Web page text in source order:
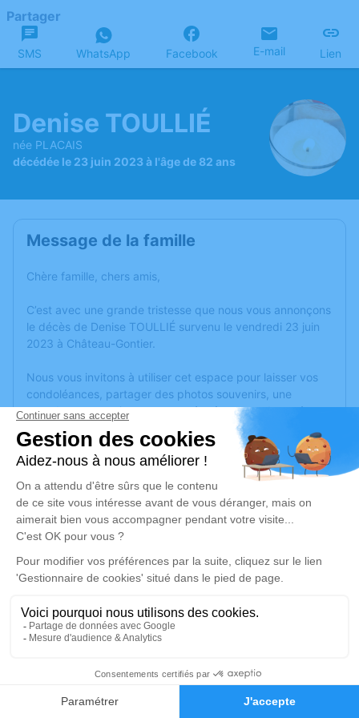
Faire-part Hommages
Partager
SMS WhatsApp Facebook E-mail Lien
Denise TOULLIÉ
née PLACAIS
décédée le 23 juin 2023 à l'âge de 82 ans
Message de la famille
Chère famille, chers amis,
C’est avec une grande tristesse que nous vous annonçons
le décès de Denise TOULLIÉ survenu le vendredi 23 juin
2023 à Château-Gontier.
Nous vous invitons à utiliser cet espace pour laisser vos
condoléances, partager des photos souvenirs, une
anecdote ou exprimer vos pensées à travers des poèmes
ou des textes. Cet endroit est un lieu d'expression dédié à
honorer la mémoire de Denise TOULLIÉ.
Un service de plantation d’arbre hommage estdisponible
mercredi 28 juin 2023 à 10h30
Église de Le Lion-d'Angers
16 rue Anselme Bouvet